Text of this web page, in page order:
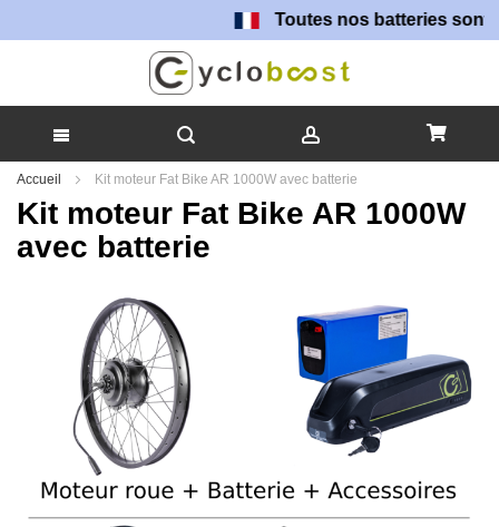
Toutes nos batteries sont
Allez
contenu
Accueil Kit moteur Fat Bike AR 1000W avec batterie
Kit moteur Fat Bike AR 1000W
avec batterie